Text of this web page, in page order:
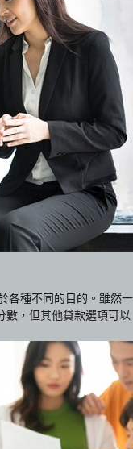
各種不同的目的。雖然一
數，但其他貸款選項可以